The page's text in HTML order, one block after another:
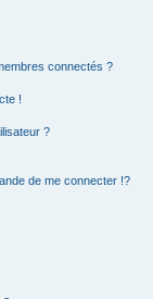
connectés ?
!
?
de me connecter !?